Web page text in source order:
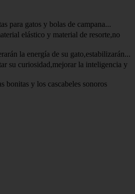
para gatos y bolas de campana...
elástico y material de resorte,no
la energía de su gato,estabilizarán...
su curiosidad,mejorar la inteligencia y
y los cascabeles sonoros